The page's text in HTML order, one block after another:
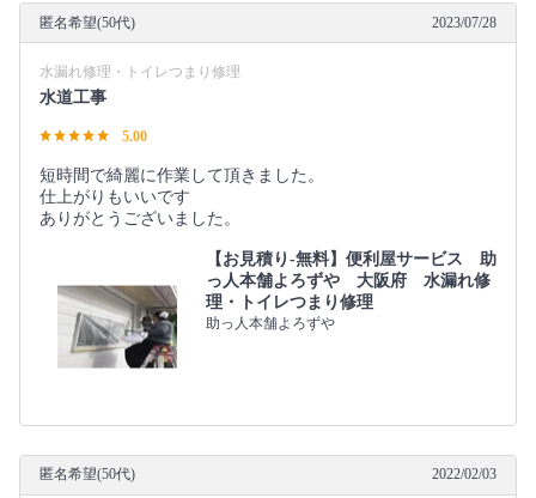
匿名希望(50代) 2023/07/28
水漏れ修理・トイレつまり修理
水道工事
5.00
短時間で綺麗に作業して頂きました。
仕上がりもいいです
ありがとうございました。
【お見積り‐無料】便利屋サービス 助
っ人本舗よろずや 大阪府 水漏れ修
理・トイレつまり修理
助っ人本舗よろずや
匿名希望(50代) 2022/02/03